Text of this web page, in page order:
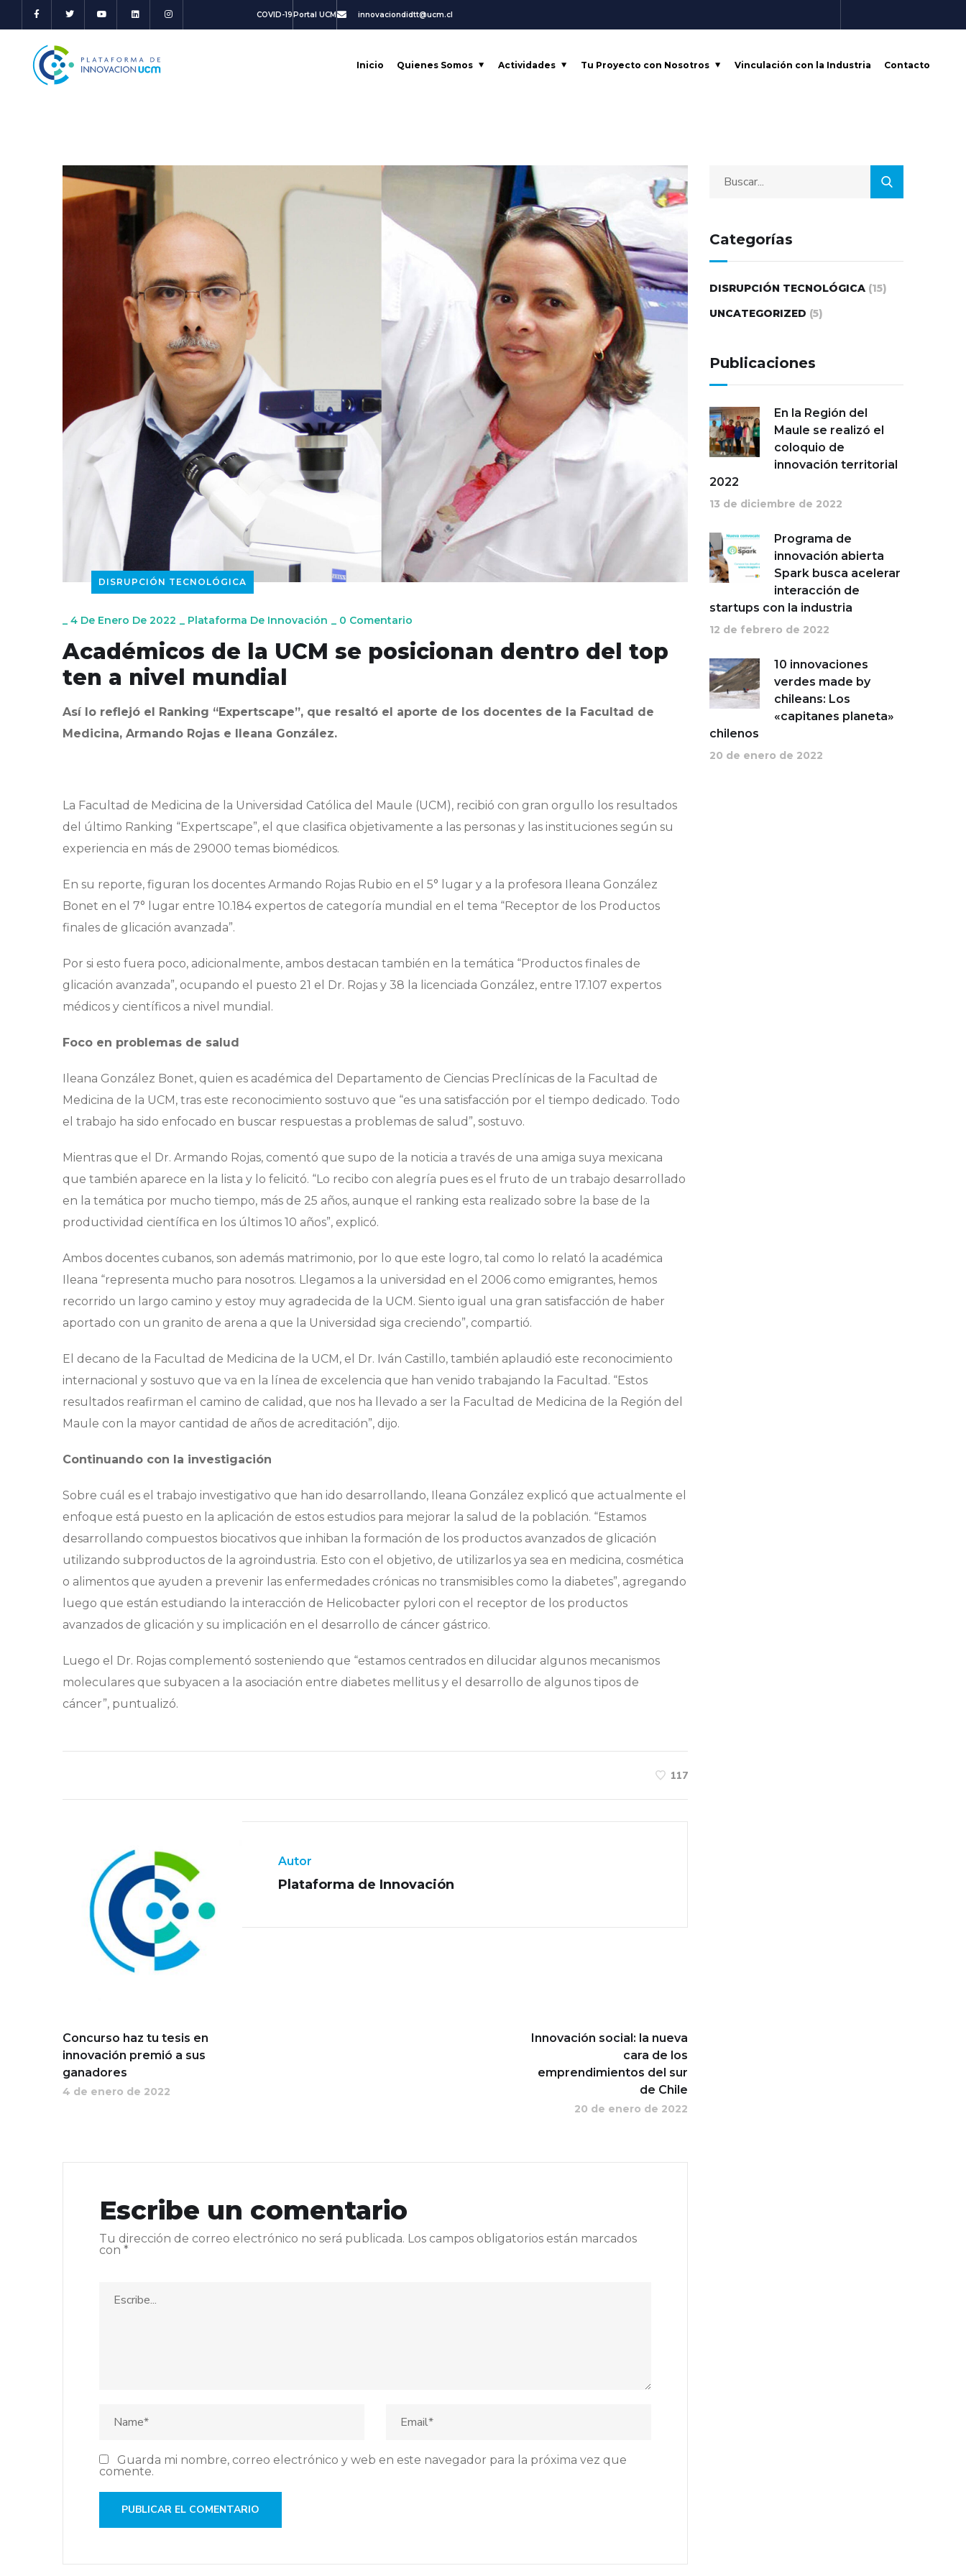
COVID-19Portal UCM innovaciondidtt@ucm.cl
Inicio Quienes Somos Actividades Tu Proyecto con Nosotros Vinculación con la Industria Contacto
DISRUPCIÓN TECNOLÓGICA
_ 4 De Enero De 2022 _ Plataforma De Innovación _ 0 Comentario
Académicos de la UCM se posicionan dentro del top
ten a nivel mundial
Así lo reflejó el Ranking “Expertscape”, que resaltó el aporte de los docentes de la Facultad de
Medicina, Armando Rojas e Ileana González.
La Facultad de Medicina de la Universidad Católica del Maule (UCM), recibió con gran orgullo los resultados
del último Ranking “Expertscape”, el que clasifica objetivamente a las personas y las instituciones según su
experiencia en más de 29000 temas biomédicos.
En su reporte, figuran los docentes Armando Rojas Rubio en el 5° lugar y a la profesora Ileana González
Bonet en el 7° lugar entre 10.184 expertos de categoría mundial en el tema “Receptor de los Productos
finales de glicación avanzada”.
Por si esto fuera poco, adicionalmente, ambos destacan también en la temática “Productos finales de
glicación avanzada”, ocupando el puesto 21 el Dr. Rojas y 38 la licenciada González, entre 17.107 expertos
médicos y científicos a nivel mundial.
Foco en problemas de salud
Ileana González Bonet, quien es académica del Departamento de Ciencias Preclínicas de la Facultad de
Medicina de la UCM, tras este reconocimiento sostuvo que “es una satisfacción por el tiempo dedicado. Todo
el trabajo ha sido enfocado en buscar respuestas a problemas de salud”, sostuvo.
Mientras que el Dr. Armando Rojas, comentó que supo de la noticia a través de una amiga suya mexicana
que también aparece en la lista y lo felicitó. “Lo recibo con alegría pues es el fruto de un trabajo desarrollado
en la temática por mucho tiempo, más de 25 años, aunque el ranking esta realizado sobre la base de la
productividad científica en los últimos 10 años”, explicó.
Ambos docentes cubanos, son además matrimonio, por lo que este logro, tal como lo relató la académica
Ileana “representa mucho para nosotros. Llegamos a la universidad en el 2006 como emigrantes, hemos
recorrido un largo camino y estoy muy agradecida de la UCM. Siento igual una gran satisfacción de haber
aportado con un granito de arena a que la Universidad siga creciendo”, compartió.
El decano de la Facultad de Medicina de la UCM, el Dr. Iván Castillo, también aplaudió este reconocimiento
internacional y sostuvo que va en la línea de excelencia que han venido trabajando la Facultad. “Estos
resultados reafirman el camino de calidad, que nos ha llevado a ser la Facultad de Medicina de la Región del
Maule con la mayor cantidad de años de acreditación”, dijo.
Continuando con la investigación
Sobre cuál es el trabajo investigativo que han ido desarrollando, Ileana González explicó que actualmente el
enfoque está puesto en la aplicación de estos estudios para mejorar la salud de la población. “Estamos
desarrollando compuestos biocativos que inhiban la formación de los productos avanzados de glicación
utilizando subproductos de la agroindustria. Esto con el objetivo, de utilizarlos ya sea en medicina, cosmética
o alimentos que ayuden a prevenir las enfermedades crónicas no transmisibles como la diabetes”, agregando
luego que están estudiando la interacción de Helicobacter pylori con el receptor de los productos
avanzados de glicación y su implicación en el desarrollo de cáncer gástrico.
Luego el Dr. Rojas complementó sosteniendo que “estamos centrados en dilucidar algunos mecanismos
moleculares que subyacen a la asociación entre diabetes mellitus y el desarrollo de algunos tipos de
cáncer”, puntualizó.
117
Autor
Plataforma de Innovación
Concurso haz tu tesis en
innovación premió a sus
ganadores
4 de enero de 2022
Innovación social: la nueva
cara de los
emprendimientos del sur
de Chile
20 de enero de 2022
Escribe un comentario
Tu dirección de correo electrónico no será publicada. Los campos obligatorios están marcados
con *
Guarda mi nombre, correo electrónico y web en este navegador para la próxima vez que
comente.
Categorías
DISRUPCIÓN TECNOLÓGICA (15)
UNCATEGORIZED (5)
Publicaciones
En la Región del
Maule se realizó el
coloquio de
innovación territorial
2022
13 de diciembre de 2022
Programa de
innovación abierta
Spark busca acelerar
interacción de
startups con la industria
12 de febrero de 2022
10 innovaciones
verdes made by
chileans: Los
«capitanes planeta»
chilenos
20 de enero de 2022